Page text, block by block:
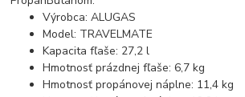
Výrobca: ALUGAS
Model: TRAVELMATE
Kapacita fľaše: 27,2 l
Hmotnosť prázdnej fľaše: 6,7 kg
Hmotnosť propánovej náplne: 11,4 kg